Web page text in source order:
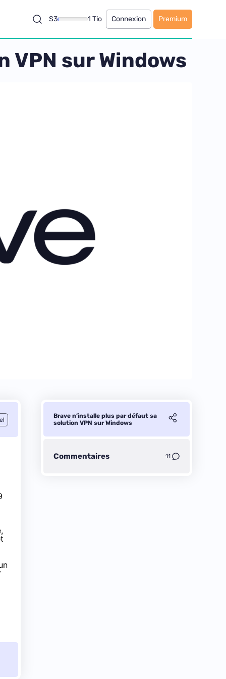
S3 1 Tio Connexion Premium
sur Windows
Brave n’installe plus par défaut sa
solution VPN sur Windows
Commentaires 11